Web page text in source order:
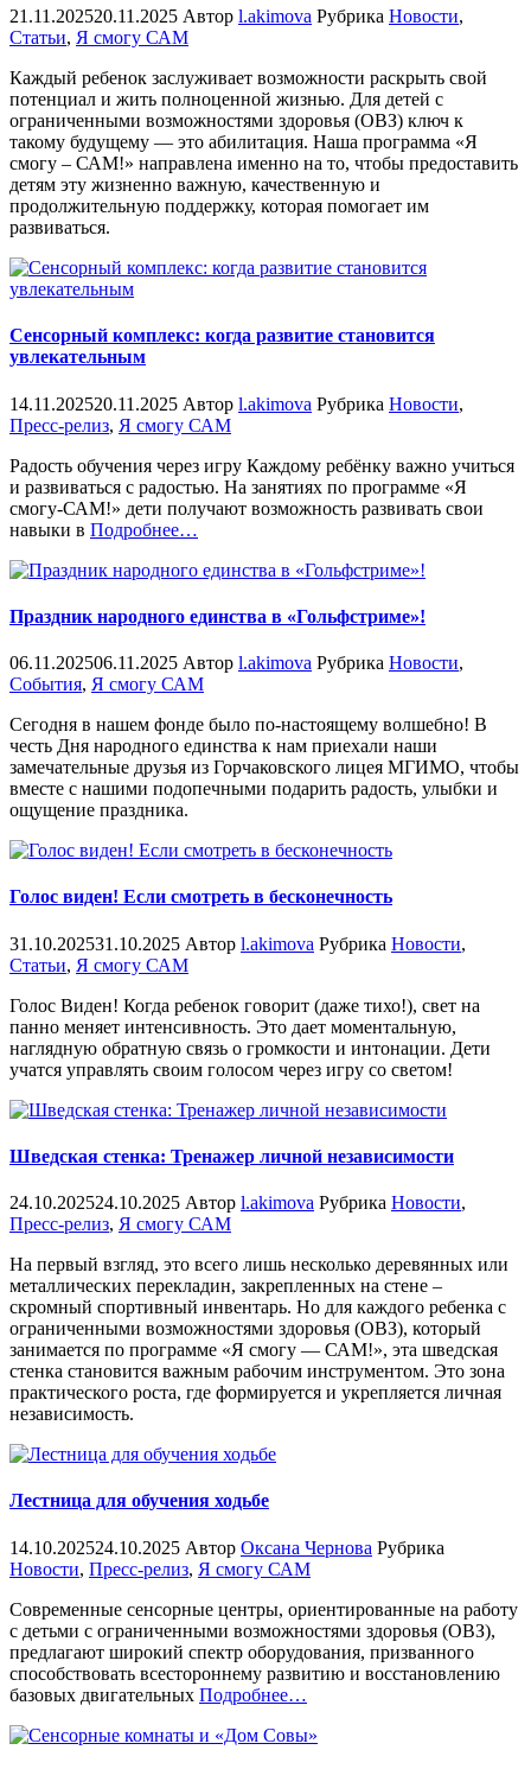
21.11.202520.11.2025 Автор l.akimova Рубрика Новости,
Статьи, Я смогу САМ
Каждый ребенок заслуживает возможности раскрыть свой
потенциал и жить полноценной жизнью. Для детей с
ограниченными возможностями здоровья (ОВЗ) ключ к
такому будущему — это абилитация. Наша программа «Я
смогу – САМ!» направлена именно на то, чтобы предоставить
детям эту жизненно важную, качественную и
продолжительную поддержку, которая помогает им
развиваться.
Сенсорный комплекс: когда развитие становится
увлекательным
14.11.202520.11.2025 Автор l.akimova Рубрика Новости,
Пресс-релиз, Я смогу САМ
Радость обучения через игру Каждому ребёнку важно учиться
и развиваться с радостью. На занятиях по программе «Я
смогу-САМ!» дети получают возможность развивать свои
навыки в Подробнее«%s»
…
Праздник народного единства в «Гольфстриме»!
06.11.202506.11.2025 Автор l.akimova Рубрика Новости,
События, Я смогу САМ
Сегодня в нашем фонде было по-настоящему волшебно! В
честь Дня народного единства к нам приехали наши
замечательные друзья из Горчаковского лицея МГИМО, чтобы
вместе с нашими подопечными подарить радость, улыбки и
ощущение праздника.
Голос виден! Если смотреть в бесконечность
31.10.202531.10.2025 Автор l.akimova Рубрика Новости,
Статьи, Я смогу САМ
Голос Виден! Когда ребенок говорит (даже тихо!), свет на
панно меняет интенсивность. Это дает моментальную,
наглядную обратную связь о громкости и интонации. Дети
учатся управлять своим голосом через игру со светом!
Шведская стенка: Тренажер личной независимости
24.10.202524.10.2025 Автор l.akimova Рубрика Новости,
Пресс-релиз, Я смогу САМ
На первый взгляд, это всего лишь несколько деревянных или
металлических перекладин, закрепленных на стене –
скромный спортивный инвентарь. Но для каждого ребенка с
ограниченными возможностями здоровья (ОВЗ), который
занимается по программе «Я смогу — САМ!», эта шведская
стенка становится важным рабочим инструментом. Это зона
практического роста, где формируется и укрепляется личная
независимость.
Лестница для обучения ходьбе
14.10.202524.10.2025 Автор Оксана Чернова Рубрика
Новости, Пресс-релиз, Я смогу САМ
Современные сенсорные центры, ориентированные на работу
с детьми с ограниченными возможностями здоровья (ОВЗ),
предлагают широкий спектр оборудования, призванного
способствовать всестороннему развитию и восстановлению
базовых двигательных Подробнее«%s»
…